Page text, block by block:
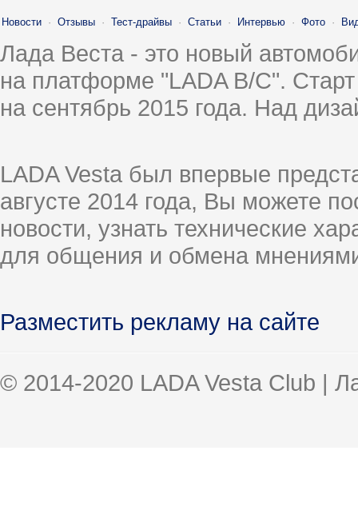
Новости · Отзывы · Тест-драйвы · Статьи · Интервью · Фото ·
Лада Веста - это новый
на платформе "LADA B/C".
на сентябрь 2015 года. Над
LADA Vesta был впервые
августе 2014 года, Вы можете
новости, узнать технические
для общения и обмена
Разместить рекламу на сайте
© 2014-2020 LADA Vesta Club |